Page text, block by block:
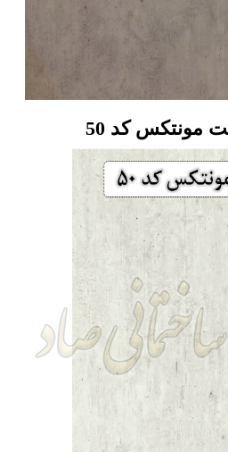
مونتکس کد 50